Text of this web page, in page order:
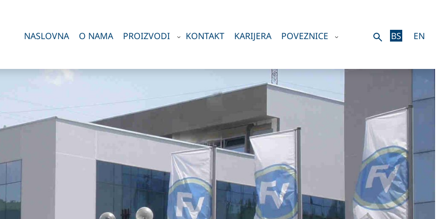
NASLOVNA O NAMA PROIZVODI KONTAKT KARIJERA POVEZNICE BS EN